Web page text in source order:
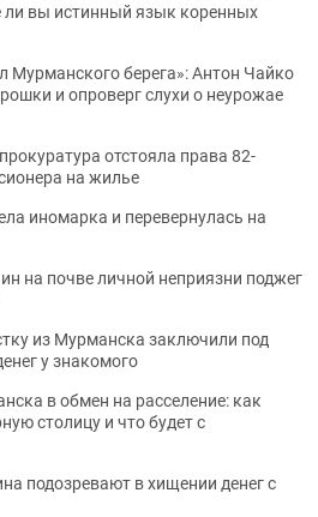
ли вы истинный язык коренных
Мурманского берега»: Антон Чайко
и опроверг слухи о неурожае
отстояла права 82-
на жилье
иномарка и перевернулась на
на почве личной неприязни поджег
из Мурманска заключили под
у знакомого
в обмен на расселение: как
столицу и что будет с
подозревают в хищении денег с